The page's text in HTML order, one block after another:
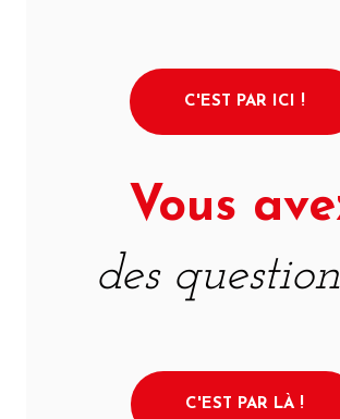
C'EST PAR ICI !
Vous
des
C'EST PAR LÀ !